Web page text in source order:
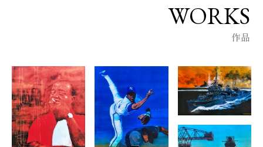
出させて極限まで集中力を高めるストイックな技法を駆使。ア
ナログならではの緻密な考証と描写は、今なお多くのファンを
また、音楽への造詣も深く、トランペットの腕前はプロ並みと
して知られる。その確かなリズム感と表現力は、初期のジャズ
をテーマとした作品群や、静寂の中に躍動感を秘めた艦船イラ
ストの筆致にも深く通底している。
WORKS
作品